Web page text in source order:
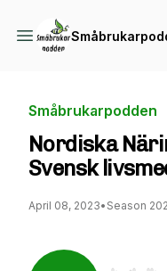
Småbrukarpodden
Nordiska
Svensk
April 08, 2023• Season